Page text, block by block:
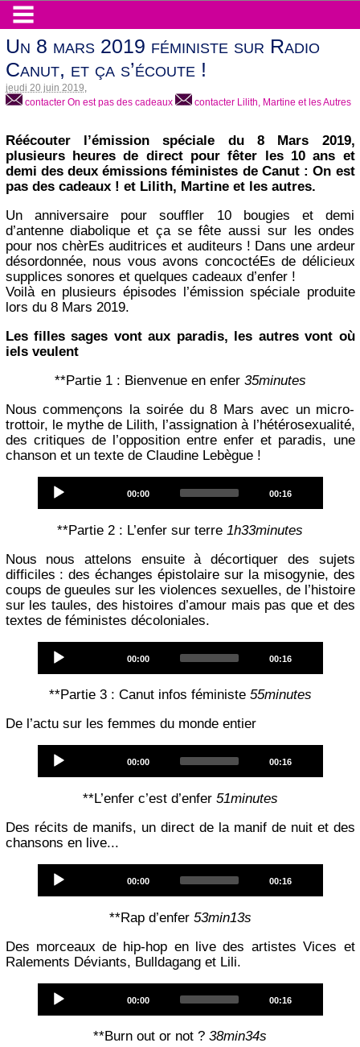
Un 8 mars 2019 féministe sur Radio
Canut, et ça s’écoute !
jeudi 20 juin 2019
contacter On est pas des cadeaux
contacter Lilith, Martine et les Autres
Réécouter l’émission spéciale du 8 Mars 2019,
plusieurs heures de direct pour fêter les 10 ans et
demi des deux émissions féministes de Canut : On est
pas des cadeaux ! et Lilith, Martine et les autres.
Un anniversaire pour souffler 10 bougies et demi
d’antenne diabolique et ça se fête aussi sur les ondes
pour nos chèrEs auditrices et auditeurs ! Dans une ardeur
désordonnée, nous vous avons concoctéEs de délicieux
supplices sonores et quelques cadeaux d’enfer !
Voilà en plusieurs épisodes l’émission spéciale produite
lors du 8 Mars 2019.
Les filles sages vont aux paradis, les autres vont où
iels veulent
**Partie 1 : Bienvenue en enfer 35minutes
Nous commençons la soirée du 8 Mars avec un micro-
trottoir, le mythe de Lilith, l’assignation à l’hétérosexualité,
des critiques de l’opposition entre enfer et paradis, une
chanson et un texte de Claudine Lebègue !
Player
Current
00:00
Total
00:16
**Partie 2 : L’enfer sur terre 1h33minutes
Nous nous attelons ensuite à décortiquer des sujets
difficiles : des échanges épistolaire sur la misogynie, des
coups de gueules sur les violences sexuelles, de l’histoire
sur les taules, des histoires d’amour mais pas que et des
textes de féministes décoloniales.
Player
Current
00:00
Total
00:16
**Partie 3 : Canut infos féministe 55minutes
De l’actu sur les femmes du monde entier
Player
Current
00:00
Total
00:16
**L’enfer c’est d’enfer 51minutes
Des récits de manifs, un direct de la manif de nuit et des
chansons en live...
Player
Current
00:00
Total
00:16
**Rap d’enfer 53min13s
Des morceaux de hip-hop en live des artistes Vices et
Ralements Déviants, Bulldagang et Lili.
Player
Current
00:00
Total
00:16
**Burn out or not ? 38min34s